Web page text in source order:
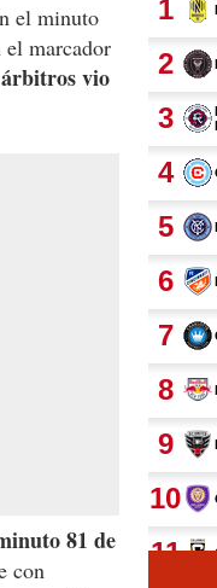
el minuto
marcador
vio
81 de
con